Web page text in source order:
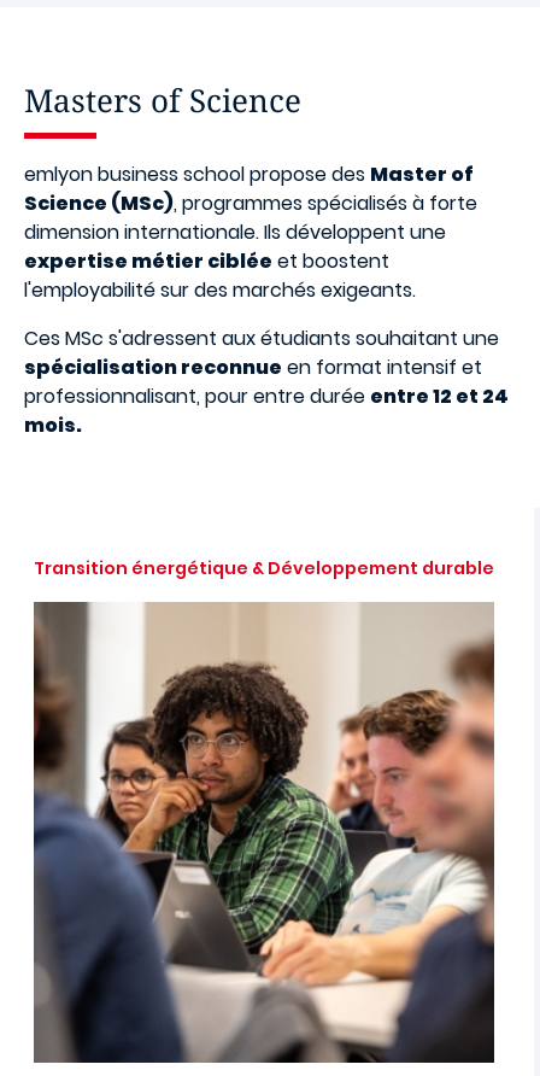
Masters of Science
emlyon business school propose des Master of
Science (MSc), programmes spécialisés à forte
dimension internationale. Ils développent une
expertise métier ciblée et boostent
l'employabilité sur des marchés exigeants.
Ces MSc s'adressent aux étudiants souhaitant une
spécialisation reconnue en format intensif et
professionnalisant, pour entre durée entre 12 et 24
mois.
Transition énergétique & Développement durable